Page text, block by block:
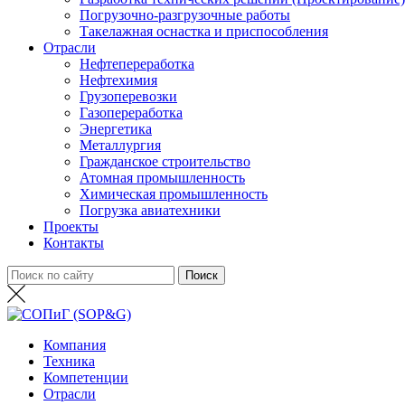
Погрузочно-разгрузочные работы
Такелажная оснастка и приспособления
Отрасли
Нефтепереработка
Нефтехимия
Грузоперевозки
Газопереработка
Энергетика
Металлургия
Гражданское строительство
Атомная промышленность
Химическая промышленность
Погрузка авиатехники
Проекты
Контакты
Компания
Техника
Компетенции
Отрасли